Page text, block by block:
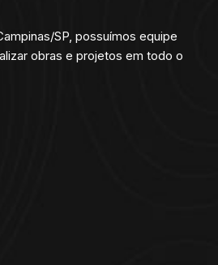
SP, possuímos equipe
obras e projetos em todo o